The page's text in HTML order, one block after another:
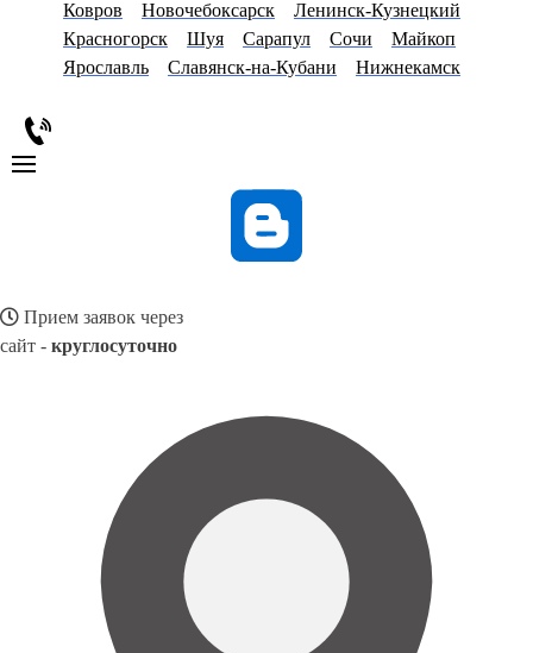
Ковров
Новочебоксарск
Ленинск-Кузнецкий
Красногорск
Шуя Сарапул Сочи
Майкоп
Ярославль
Славянск-на-Кубани Нижнекамск
Прием заявок через
сайт - круглосуточно